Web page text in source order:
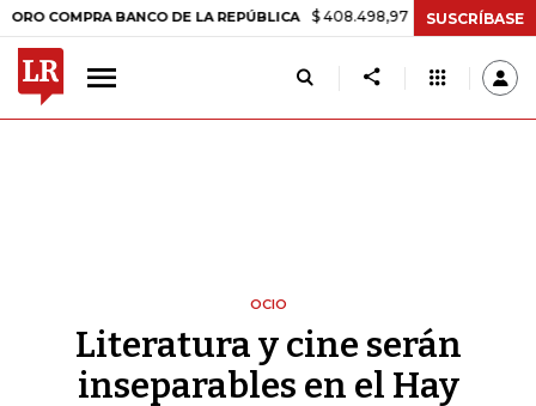
BANCO DE LA REPÚBLICA $ 408.498,97 +$ 8.753,81 +2,19%
SUSCRÍBASE
OCIO
Literatura y cine serán
inseparables en el Hay